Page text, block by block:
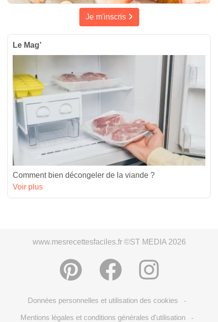
Je m'inscris
Le Mag’
Comment bien décongeler de la viande ?
Voir plus
www.mesrecettesfaciles.fr ©ST MEDIA 2026
Données personnelles et utilisation des cookies -
Mentions légales et conditions générales d'utilisation -